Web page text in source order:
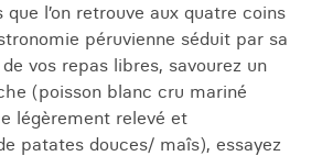
l’on retrouve aux quatre coins
péruvienne séduit par sa
vos repas libres, savourez un
(poisson blanc cru mariné
légèrement relevé et
patates douces/ maîs), essayez